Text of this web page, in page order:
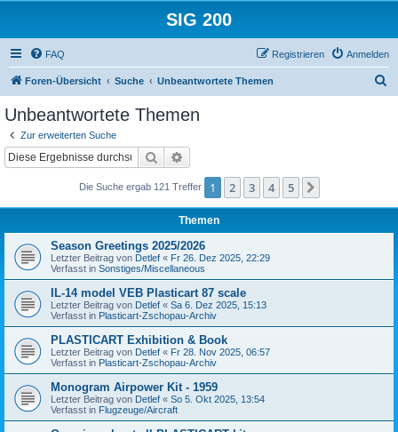
SIG 200
FAQ Anmelden
Registrieren
Foren-Übersicht Suche Unbeantwortete Themen
Unbeantwortete Themen
Zur erweiterten Suche
Suche
Die Suche ergab 121 Treffer 1 2 3 4 5
Themen
Season Greetings 2025/2026
Letzter Beitrag von Detlef « Fr 26. Dez 2025, 22:29
Verfasst in Sonstiges/Miscellaneous
IL-14 model VEB Plasticart 87 scale
Letzter Beitrag von Detlef « Sa 6. Dez 2025, 15:13
Verfasst in Plasticart-Zschopau-Archiv
PLASTICART Exhibition & Book
Letzter Beitrag von Detlef « Fr 28. Nov 2025, 06:57
Verfasst in Plasticart-Zschopau-Archiv
Monogram Airpower Kit - 1959
Letzter Beitrag von Detlef « So 5. Okt 2025, 13:54
Verfasst in Flugzeuge/Aircraft